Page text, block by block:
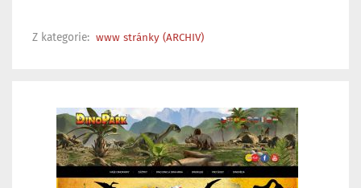
Z kategorie: www stránky (ARCHIV)